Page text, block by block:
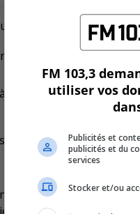
taxes pour la
budget 2026 de la Ville,
cette municipalité.
¢ par 100 $
ses infrastructures,
complexe aquatique,
FM 103,3
utiliser vos
Publicités et
publicités et du
services
Stocker et/ou